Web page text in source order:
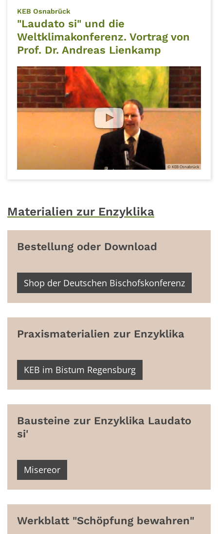
KEB Osnabrück
"Laudato si" und die
Weltklimakonferenz. Vortrag von
Prof. Dr. Andreas Lienkamp
© KEB Osnabrück
Materialien zur Enzyklika
Bestellung oder Download
Shop der Deutschen Bischofskonferenz
Praxismaterialien zur Enzyklika
KEB im Bistum Regensburg
Bausteine zur Enzyklika Laudato
si'
Misereor
Werkblatt "Schöpfung bewahren"